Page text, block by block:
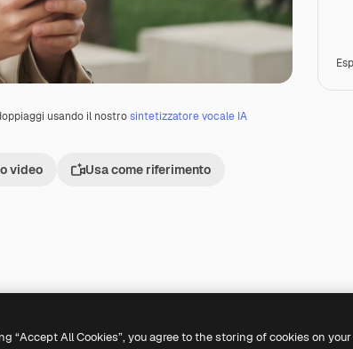
usando il nostrosintetizzatore vocale IA
video Usa come riferimento
“Accept All Cookies”, you agree to the storing of cookies on